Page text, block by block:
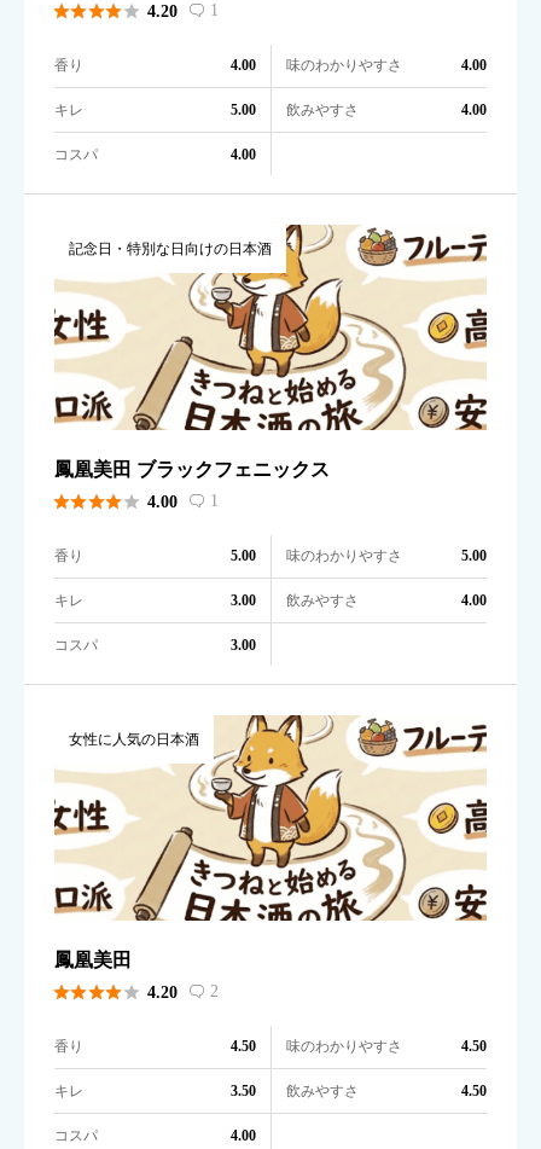
 4.20  1
香り 4.00 味のわかりやすさ 4.00
キレ 5.00 飲みやすさ 4.00
コスパ 4.00
記念日・特別な日向けの日本酒
鳳凰美田 ブラックフェニックス
 4.00  1
香り 5.00 味のわかりやすさ 5.00
キレ 3.00 飲みやすさ 4.00
コスパ 3.00
女性に人気の日本酒
鳳凰美田
 4.20  2
香り 4.50 味のわかりやすさ 4.50
キレ 3.50 飲みやすさ 4.50
コスパ 4.00